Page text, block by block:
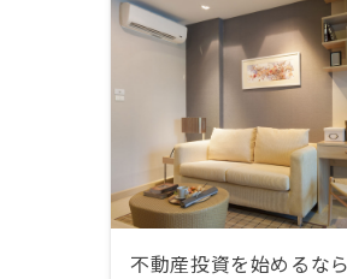
不動産投資を始めるな